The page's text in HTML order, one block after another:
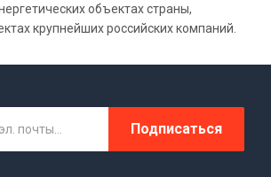
объектах страны,
крупнейших российских компаний.
Подписаться